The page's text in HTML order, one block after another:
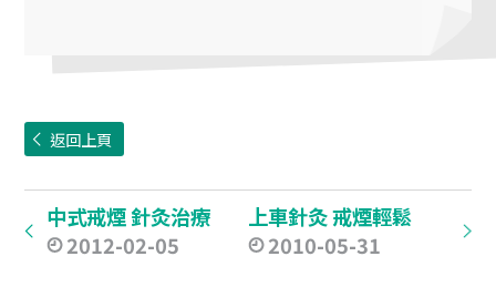
返回上頁
中式戒煙 針灸治療
2012-02-05
上車針灸 戒煙輕鬆
2010-05-31